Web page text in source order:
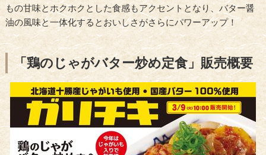
もの甘味とホクホクとした食感もアクセントとなり、バター醤
油の風味と一体化するとおいしさがさらにパワーアップ！
「鶏のじゃがバター炒め定食」販売概要